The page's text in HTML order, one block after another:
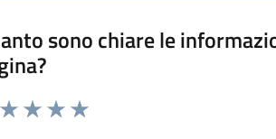
sono chiare le
da 1 a 5 stelle la pagina